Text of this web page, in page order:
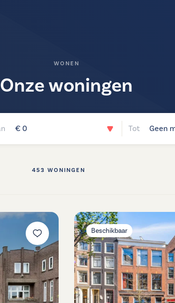
WONEN
Onze woningen
€ 0 Geen
453 WONINGEN
Beschikbaar